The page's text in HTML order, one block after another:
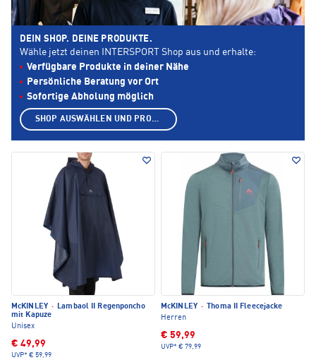
McKINLEY · Lambaol II Regenponcho
mit Kapuze
Unisex
€ 49,99
UVP* € 59,99
McKINLEY ·
Thoma II Fleecejacke
Herren
€ 59,99
UVP* € 79,99
DEIN SHOP. DEINE PRODUKTE.
Wähle jetzt deinen INTERSPORT Shop aus und erhalte:
Verfügbare Produkte in deiner Nähe
Persönliche Beratung vor Ort
Sofortige Abholung möglich
SHOP AUSWÄHLEN UND PRODUKTE ANZEIGEN